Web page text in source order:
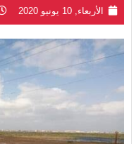
الأربعاء, 10 يونيو 2020